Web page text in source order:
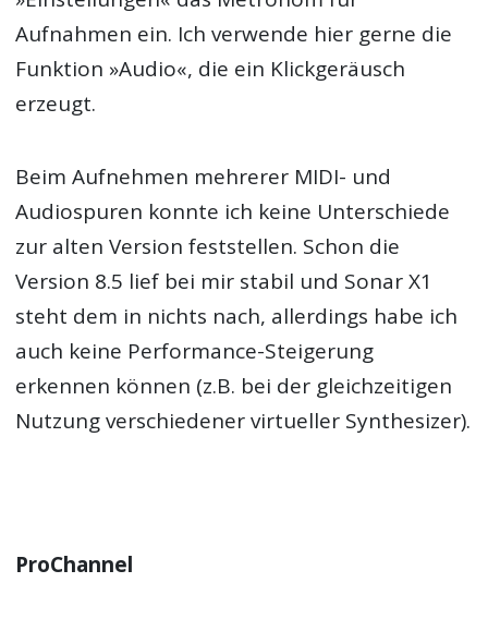
Aufnahmen ein. Ich verwende hier gerne die
Funktion »Audio«, die ein Klickgeräusch
erzeugt.
Beim Aufnehmen mehrerer MIDI- und
Audiospuren konnte ich keine Unterschiede
zur alten Version feststellen. Schon die
Version 8.5 lief bei mir stabil und Sonar X1
steht dem in nichts nach, allerdings habe ich
auch keine Performance-Steigerung
erkennen können (z.B. bei der gleichzeitigen
Nutzung verschiedener virtueller Synthesizer).
ProChannel